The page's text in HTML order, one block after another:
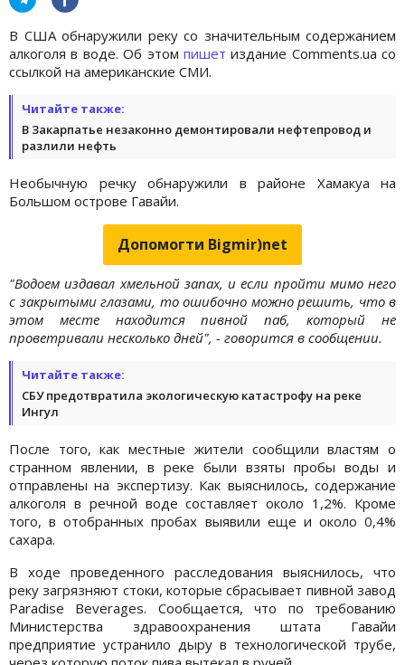
В США обнаружили реку со значительным содержанием
алкоголя в воде. Об этом пишет издание Comments.ua со
ссылкой на американские СМИ.
Читайте также:
В Закарпатье незаконно демонтировали нефтепровод и
разлили нефть
Необычную речку обнаружили в районе Хамакуа на
Большом острове Гавайи.
Допомогти Bigmir)net
"Водоем издавал хмельной запах, и если пройти мимо него
с закрытыми глазами, то ошибочно можно решить, что в
этом месте находится пивной паб, который не
проветривали несколько дней", - говорится в сообщении.
Читайте также:
СБУ предотвратила экологическую катастрофу на реке
Ингул
После того, как местные жители сообщили властям о
странном явлении, в реке были взяты пробы воды и
отправлены на экспертизу. Как выяснилось, содержание
алкоголя в речной воде составляет около 1,2%. Кроме
того, в отобранных пробах выявили еще и около 0,4%
сахара.
В ходе проведенного расследования выяснилось, что
реку загрязняют стоки, которые сбрасывает пивной завод
Paradise Beverages. Сообщается, что по требованию
Министерства здравоохранения штата Гавайи
предприятие устранило дыру в технологической трубе,